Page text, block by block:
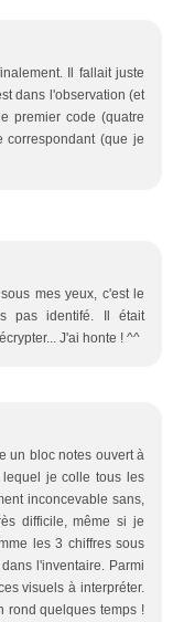
Il fallait juste
dans l'observation (et
premier code (quatre
correspondant (que je
mes yeux, c'est le
pas identifé. Il était
J'ai honte ! ^^
un bloc notes ouvert à
je colle tous les
inconcevable sans,
difficile, même si je
les 3 chiffres sous
l'inventaire. Parmi
visuels à interpréter.
rond quelques temps !